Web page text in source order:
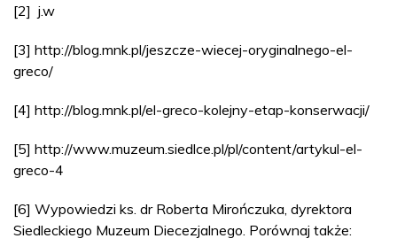
[2] j.w
[3] http://blog.mnk.pl/jeszcze-wiecej-oryginalnego-el-
greco/
[4] http://blog.mnk.pl/el-greco-kolejny-etap-konserwacji/
[5] http://www.muzeum.siedlce.pl/pl/content/artykul-el-
greco-4
[6] Wypowiedzi ks. dr Roberta Mirończuka, dyrektora
Siedleckiego Muzeum Diecezjalnego. Porównaj także: